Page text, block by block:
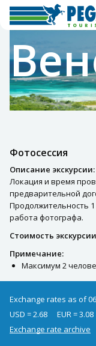
Фотосессия
Описание экскурсии:
Локация и время
предварительной
Продолжительность
работа фотографа.
Стоимость
Примечание:
Максимум 2
Exchange rates as of
USD = 2.68
EUR = 3.08
Exchange rate archive